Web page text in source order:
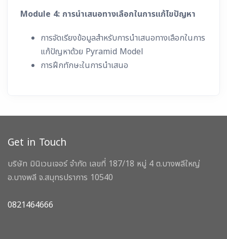
Module 4: การนำเสนอทางเลือกในการแก้ไขปัญหา
การจัดเรียงข้อมูลสำหรับการนำเสนอทางเลือกในการ
แก้ปัญหาด้วย Pyramid Model
การฝึกทักษะในการนำเสนอ
Get in Touch
บริษัท มินิเวนเจอร์ จำกัด เลขที่ 187/18 หมู่ 4 ต.บางพลีใหญ่
อ.บางพลี จ.สมุทรปราการ 10540
0821464666